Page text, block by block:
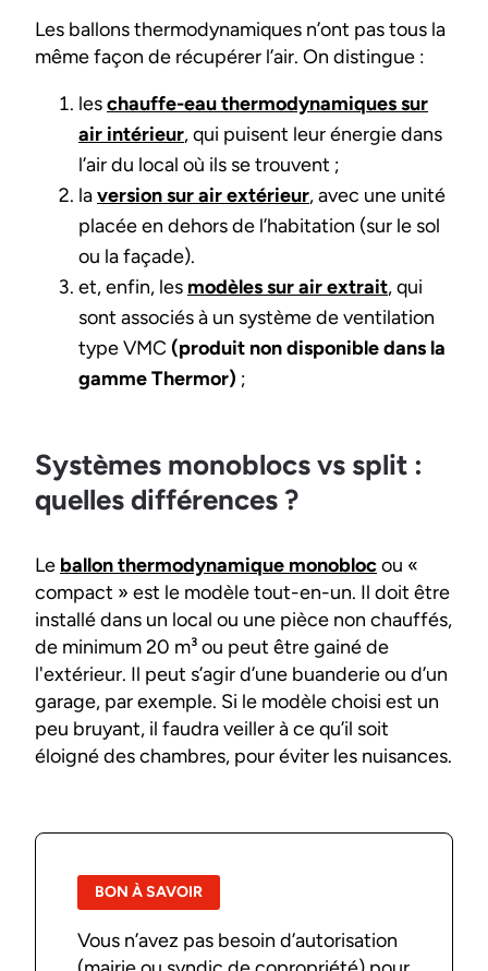
Les ballons thermodynamiques n’ont pas tous la
même façon de récupérer l’air. On distingue :
leschauffe-eau thermodynamiques sur
air intérieur, qui puisent leur énergie dans
l’air du local où ils se trouvent ;
laversion sur air extérieur, avec une unité
placée en dehors de l’habitation (sur le sol
ou la façade).
et, enfin, les modèles sur air extrait, qui
sont associés à un système de ventilation
type VMC (produit non disponible dans la
gamme Thermor) ;
Systèmes monoblocs vs split :
quelles différences ?
Le ballon thermodynamique monoblocou «
compact » est le modèle tout-en-un. Il doit être
installé dans un local ou une pièce non chauffés,
de minimum 20 m³ ou peut être gainé de
l'extérieur. Il peut s’agir d’une buanderie ou d’un
garage, par exemple. Si le modèle choisi est un
peu bruyant, il faudra veiller à ce qu’il soit
éloigné des chambres, pour éviter les nuisances.
BON À SAVOIR
Vous n’avez pas besoin d’autorisation